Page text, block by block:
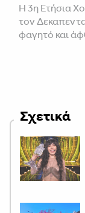
Η 3η Ετήσια
τον
φαγητό και
Σχετικά